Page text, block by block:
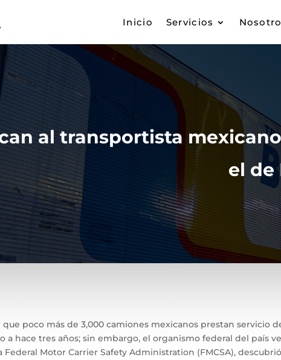
Inicio Servicios
al transportista
el de
que poco más de 3,000 camiones mexicanos prestan servicio
a hace tres años; sin embargo, el organismo federal del país
Federal Motor Carrier Safety Administration (FMCSA),